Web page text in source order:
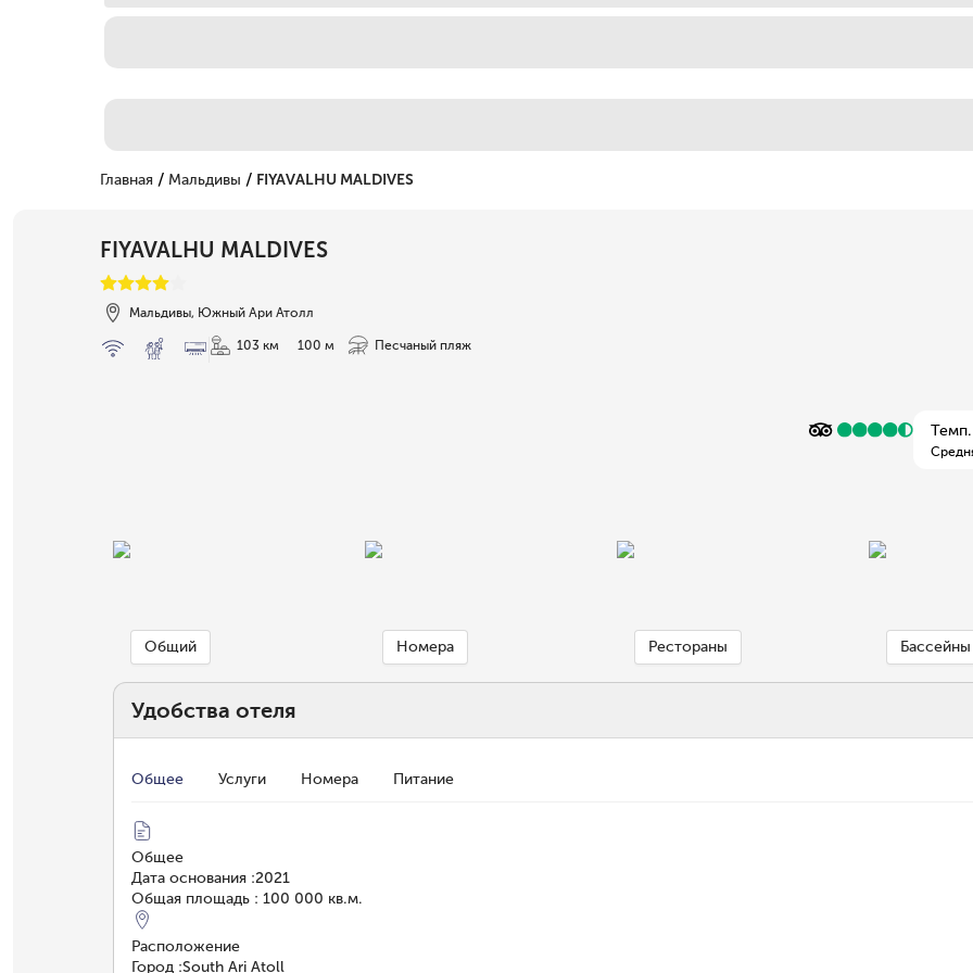
Главная / Мальдивы / FIYAVALHU MALDIVES
FIYAVALHU MALDIVES
Мальдивы, Южный Ари Атолл
103 км 100 м Песчаный пляж
Темп.
Общий Номера Рестораны Бассейны
Удобства отеля
Общее Услуги Номера Питание
Общее
Дата основания :2021
Общая площадь : 100 000 кв.м.
Расположение
Город :South Ari Atoll